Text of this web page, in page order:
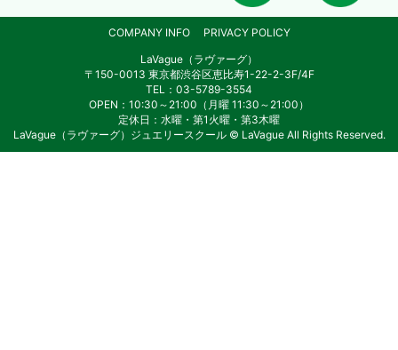
COMPANY INFO
PRIVACY POLICY
LaVague（ラヴァーグ）
〒150-0013 東京都渋谷区恵比寿1-22-2-3F/4F
TEL：03-5789-3554
OPEN：10:30～21:00（月曜 11:30～21:00）
定休日：水曜・第1火曜・第3木曜
LaVague（ラヴァーグ）ジュエリースクール © LaVague All Rights Reserved.